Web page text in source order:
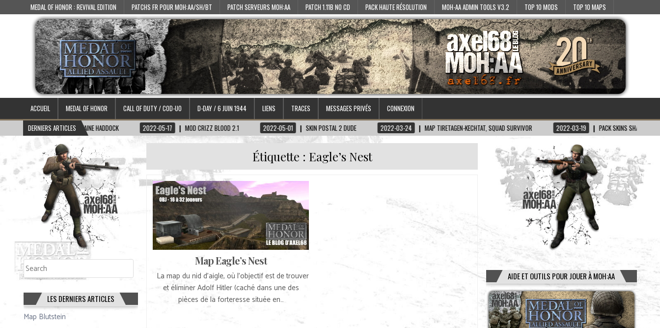
MEDAL OF HONOR : REVIVAL EDITION PATCHS FR POUR MOH:AA/SH/BT PATCH SERVEURS MOH:AA PATCH 1.11B NO CD PACK HAUTE RÉSOLUTION MOH-AA ADMIN TOOLS V3.2 TOP 10 MODS TOP 10 MAPS
ACCUEIL MEDAL OF HONOR CALL OF DUTY / COD-UO D-DAY / 6 JUIN 1944 LIENS TRACES MESSAGES PRIVÉS
CONNEXION
DERNIERS ARTICLES
SKIN CAPITAINE HADDOCK 2022-05-17 MOD CRIZZ BLOOD 2.1 2022-05-01 SKIN POSTAL 2 DUDE 2022-03-24 MAP TIRETAGEN-KECHTAT, SQUAD SURVIVOR 2022-03-19 PACK SKINS SH/BT POUR MOH:AA
Étiquette : Eagle’s Nest
Map Eagle’s Nest
La map du nid d’aigle, où l’objectif est de trouver
et éliminer Adolf Hitler (caché dans une des
pièces de la forteresse située en…
Rechercher
LES DERNIERS ARTICLES
Map Blutstein
AIDE ET OUTILS POUR JOUER À MOH:AA